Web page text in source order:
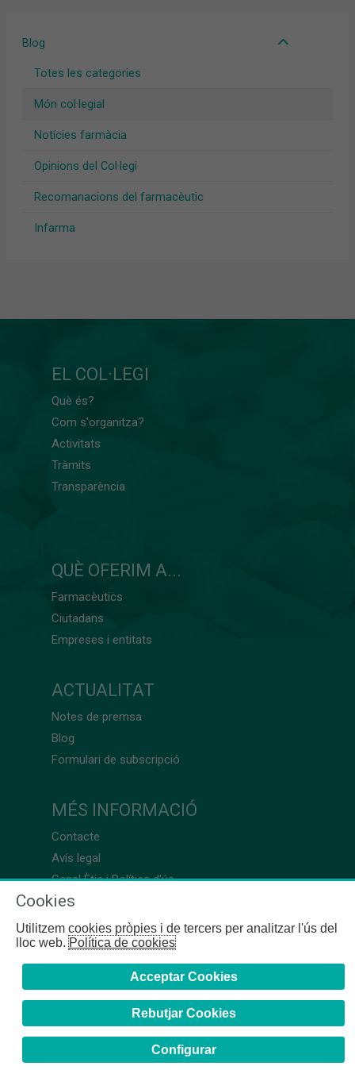
Blog
Totes les categories
Món col·legial
Notícies farmàcia
Opinions del Col·legi
Recomanacions del farmacèutic
Infarma
EL COL·LEGI
Què és?
Com s'organitza?
Activitats
Tràmits
Transparència
QUÈ OFERIM A...
Farmacèutics
Ciutadans
Empreses i entitats
ACTUALITAT
Notes de premsa
Blog
Formulari de subscripció
MÉS INFORMACIÓ
Contacte
Avís legal
Canal Ètic i Política d’ús
Cookies
Utilitzem cookies pròpies i de tercers per analitzar l'ús del
lloc web.Política de cookies
Acceptar Cookies
Rebutjar Cookies
Configurar